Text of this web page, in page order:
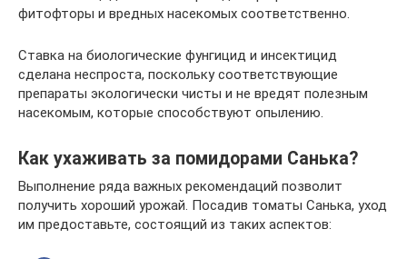
фитофторы и вредных насекомых соответственно.
Ставка на биологические фунгицид и инсектицид
сделана неспроста, поскольку соответствующие
препараты экологически чисты и не вредят полезным
насекомым, которые способствуют опылению.
Как ухаживать за помидорами Санька?
Выполнение ряда важных рекомендаций позволит
получить хороший урожай. Посадив томаты Санька, уход
им предоставьте, состоящий из таких аспектов: